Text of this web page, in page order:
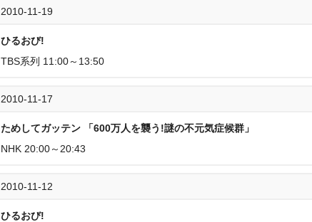
2010-11-19
ひるおび!
TBS系列 11:00～13:50
2010-11-17
ためしてガッテン 「600万人を襲う!謎の不元気症候群」
NHK 20:00～20:43
2010-11-12
ひるおび!